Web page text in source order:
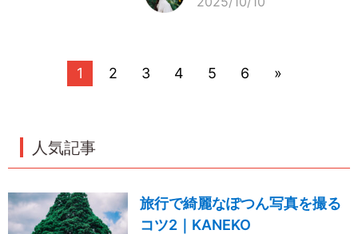
1 2 3 4 5 6 »
人気記事
旅行で綺麗なぽつん写真を撮る
コツ2｜KANEKO